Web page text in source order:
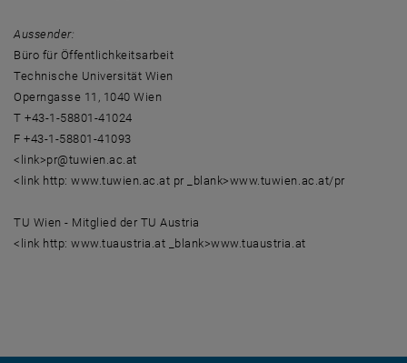
Aussender:
Büro für Öffentlichkeitsarbeit
Technische Universität Wien
Operngasse 11, 1040 Wien
T +43-1-58801-41024
F +43-1-58801-41093
<link>pr@tuwien.ac.at
<link http: www.tuwien.ac.at pr _blank>www.tuwien.ac.at/pr
TU Wien - Mitglied der TU Austria
<link http: www.tuaustria.at _blank>www.tuaustria.at